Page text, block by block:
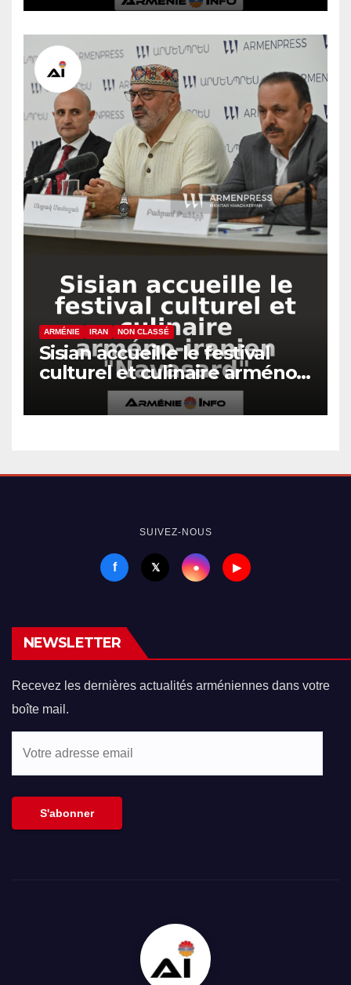
ARMÉNIE IRAN NON CLASSÉ
Sisian accueille le festival
culturel et culinaire arméno-
iranien « Navasard »
SUIVEZ-NOUS
f 𝕏 ● ▶
NEWSLETTER
Recevez les dernières actualités arméniennes dans votre
boîte mail.
S'abonner